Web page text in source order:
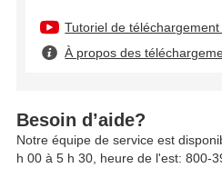
Tutoriel de téléchargement
À propos des
Besoin d’aide?
Notre équipe de service est
h 00 à 5 h 30, heure de l'est: 800-